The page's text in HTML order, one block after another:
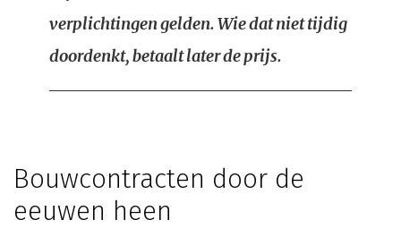
verplichtingen gelden. Wie dat niet tijdig
doordenkt, betaalt later de prijs.
Bouwcontracten door de
eeuwen heen